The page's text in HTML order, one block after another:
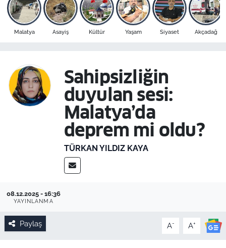
Malatya Asayiş Kültür Yaşam Siyaset Akçadağ
Sahipsizliğin
duyulan sesi:
Malatya’da
deprem mi oldu?
TÜRKAN YILDIZ KAYA
08.12.2025 - 16:36
YAYINLANMA
Paylaş A- A+
Bölge
Resmi İlanlar
Süper Lig Puan Durumu ve Fikstür
Son Dakika Haberleri
Haber Arşivi